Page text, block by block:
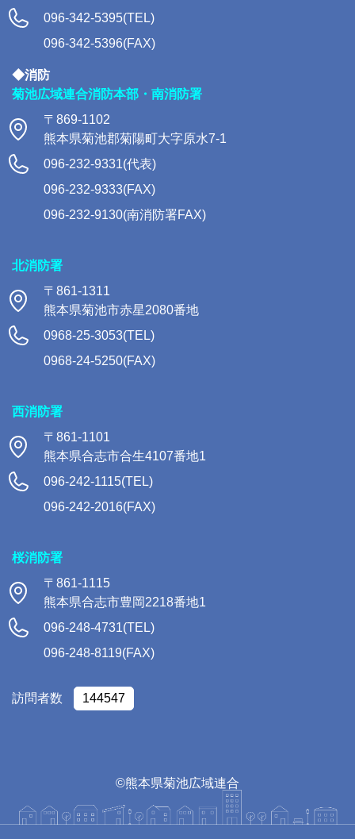
096-342-5395(TEL)
096-342-5396(FAX)
◆消防
菊池広域連合消防本部・南消防署
〒869-1102
熊本県菊池郡菊陽町大字原水7-1
096-232-9331(代表)
096-232-9333(FAX)
096-232-9130(南消防署FAX)
北消防署
〒861-1311
熊本県菊池市赤星2080番地
0968-25-3053(TEL)
0968-24-5250(FAX)
西消防署
〒861-1101
熊本県合志市合生4107番地1
096-242-1115(TEL)
096-242-2016(FAX)
桜消防署
〒861-1115
熊本県合志市豊岡2218番地1
096-248-4731(TEL)
096-248-8119(FAX)
訪問者数 144547
©熊本県菊池広域連合